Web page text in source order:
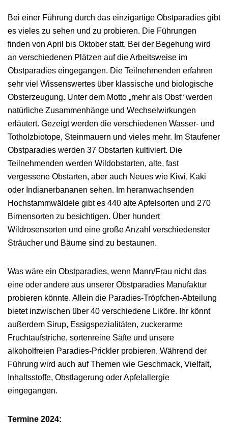
Referenzen
Kontakt & Anfahrt
Downloads
Die Geschäftsberichte
FAQ zur Aktie
Bei einer Führung durch das einzigartige Obstparadies gibt
es vieles zu sehen und zu probieren. Die Führungen
finden von April bis Oktober statt. Bei der Begehung wird
an verschiedenen Plätzen auf die Arbeitsweise im
Obstparadies eingegangen. Die Teilnehmenden erfahren
sehr viel Wissenswertes über klassische und biologische
Obsterzeugung. Unter dem Motto „mehr als Obst“ werden
natürliche Zusammenhänge und Wechselwirkungen
erläutert. Gezeigt werden die verschiedenen Wasser- und
Totholzbiotope, Steinmauern und vieles mehr. Im Staufener
Obstparadies werden 37 Obstarten kultiviert. Die
Teilnehmenden werden Wildobstarten, alte, fast
vergessene Obstarten, aber auch Neues wie Kiwi, Kaki
oder Indianerbananen sehen. Im heranwachsenden
Hochstammwäldele gibt es 440 alte Apfelsorten und 270
Birnensorten zu besichtigen. Über hundert
Wildrosensorten und eine große Anzahl verschiedenster
Sträucher und Bäume sind zu bestaunen.
Was wäre ein Obstparadies, wenn Mann/Frau nicht das
eine oder andere aus unserer Obstparadies Manufaktur
probieren könnte. Allein die Paradies-Tröpfchen-Abteilung
bietet inzwischen über 40 verschiedene Liköre. Ihr könnt
außerdem Sirup, Essigspezialitäten, zuckerarme
Fruchtaufstriche, sortenreine Säfte und unsere
alkoholfreien Paradies-Prickler probieren. Während der
Führung wird auch auf Themen wie Geschmack, Vielfalt,
Inhaltsstoffe, Obstlagerung oder Apfelallergie
eingegangen.
Termine 2024: